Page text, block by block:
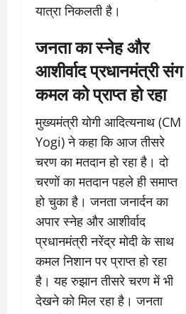
यात्रा निकलती है।
जनता का स्नेह और
आशीर्वाद प्रधानमंत्री संग
कमल को प्राप्त हो रहा
मुख्यमंत्री योगी आदित्यनाथ (CM
Yogi) ने कहा कि आज तीसरे
चरण का मतदान हो रहा है। दो
चरणों का मतदान पहले ही समाप्त
हो चुका है। जनता जनार्दन का
अपार स्नेह और आशीर्वाद
प्रधानमंत्री नरेंद्र मोदी के साथ
कमल निशान पर प्राप्त हो रहा
है। यह रुझान तीसरे चरण में भी
देखने को मिल रहा है। जनता